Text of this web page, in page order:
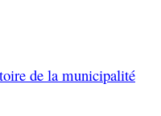
de la municipalité